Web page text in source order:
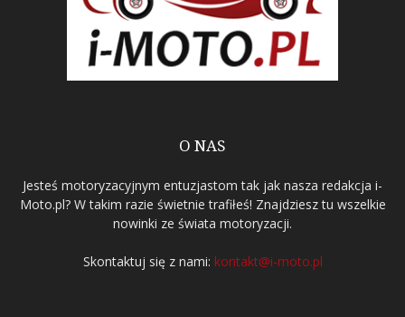
O NAS
Jesteś motoryzacyjnym entuzjastom tak jak nasza redakcja i-
Moto.pl? W takim razie świetnie trafiłeś! Znajdziesz tu wszelkie
nowinki ze świata motoryzacji.
Skontaktuj się z nami: kontakt@i-moto.pl